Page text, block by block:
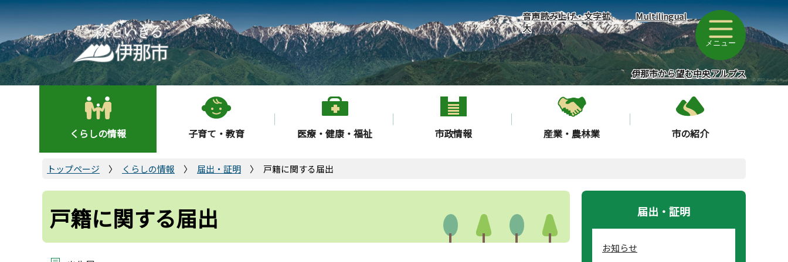
こ
の
ペ
ー
ジ
の
音声読み上げ・文字拡
大
Multilingual
メニュー
伊那市から望む中央アルプス
くらしの情報 子育て・教育 医療・健康・福祉 市政情報 産業・農林業 市の紹介
トップページ くらしの情報 届出・証明 戸籍に関する届出
戸籍に関する届出 届出・証明
お知らせ